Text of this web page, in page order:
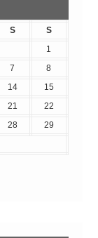
S
S
1
7
8
14
15
21
22
28
29